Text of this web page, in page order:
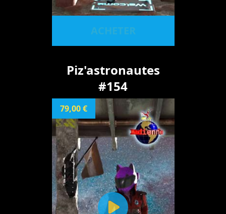
ACHETER
Piz'astronautes
#154
79,00 €